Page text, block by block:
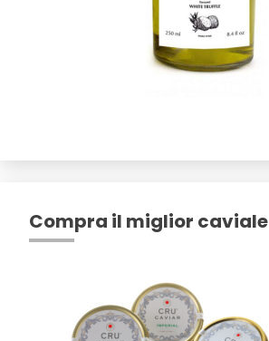
Compra il miglior caviale